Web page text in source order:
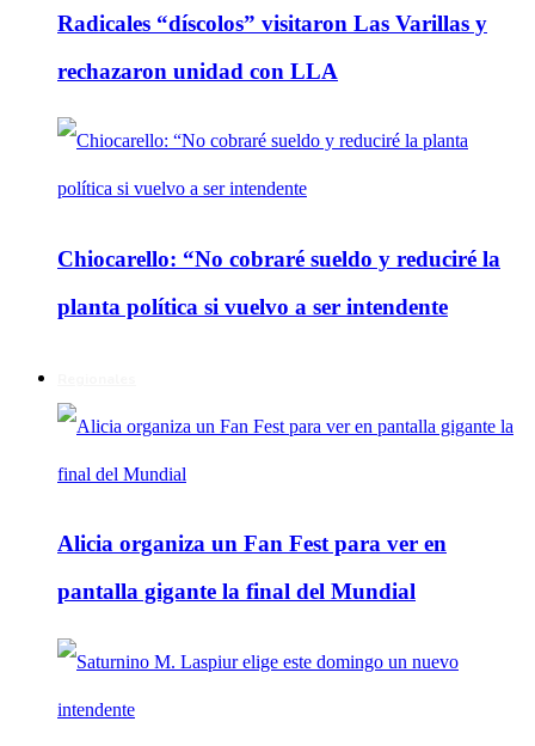
Radicales “díscolos” visitaron Las Varillas y
rechazaron unidad con LLA
Chiocarello: “No cobraré sueldo y reduciré la
planta política si vuelvo a ser intendente
Alicia organiza un Fan Fest para ver en
pantalla gigante la final del Mundial